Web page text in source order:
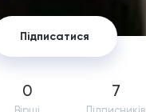
Підписатися
0 7